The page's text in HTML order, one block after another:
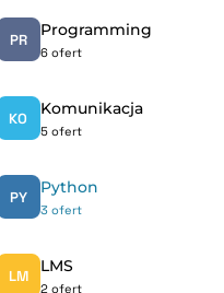
PR
Programming
6 ofert
KO
Komunikacja
5 ofert
PY
Python
3 ofert
LM
LMS
2 ofert